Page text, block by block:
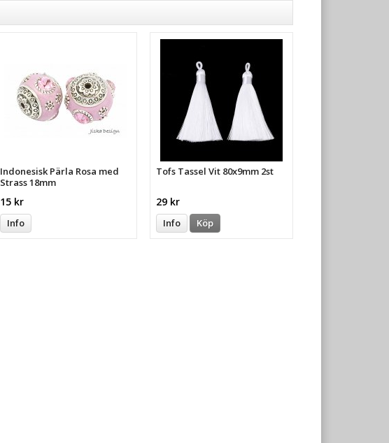
Indonesisk Pärla Rosa med
Strass 18mm
15 kr
Info
Tofs Tassel Vit 80x9mm 2st
29 kr
Info Köp